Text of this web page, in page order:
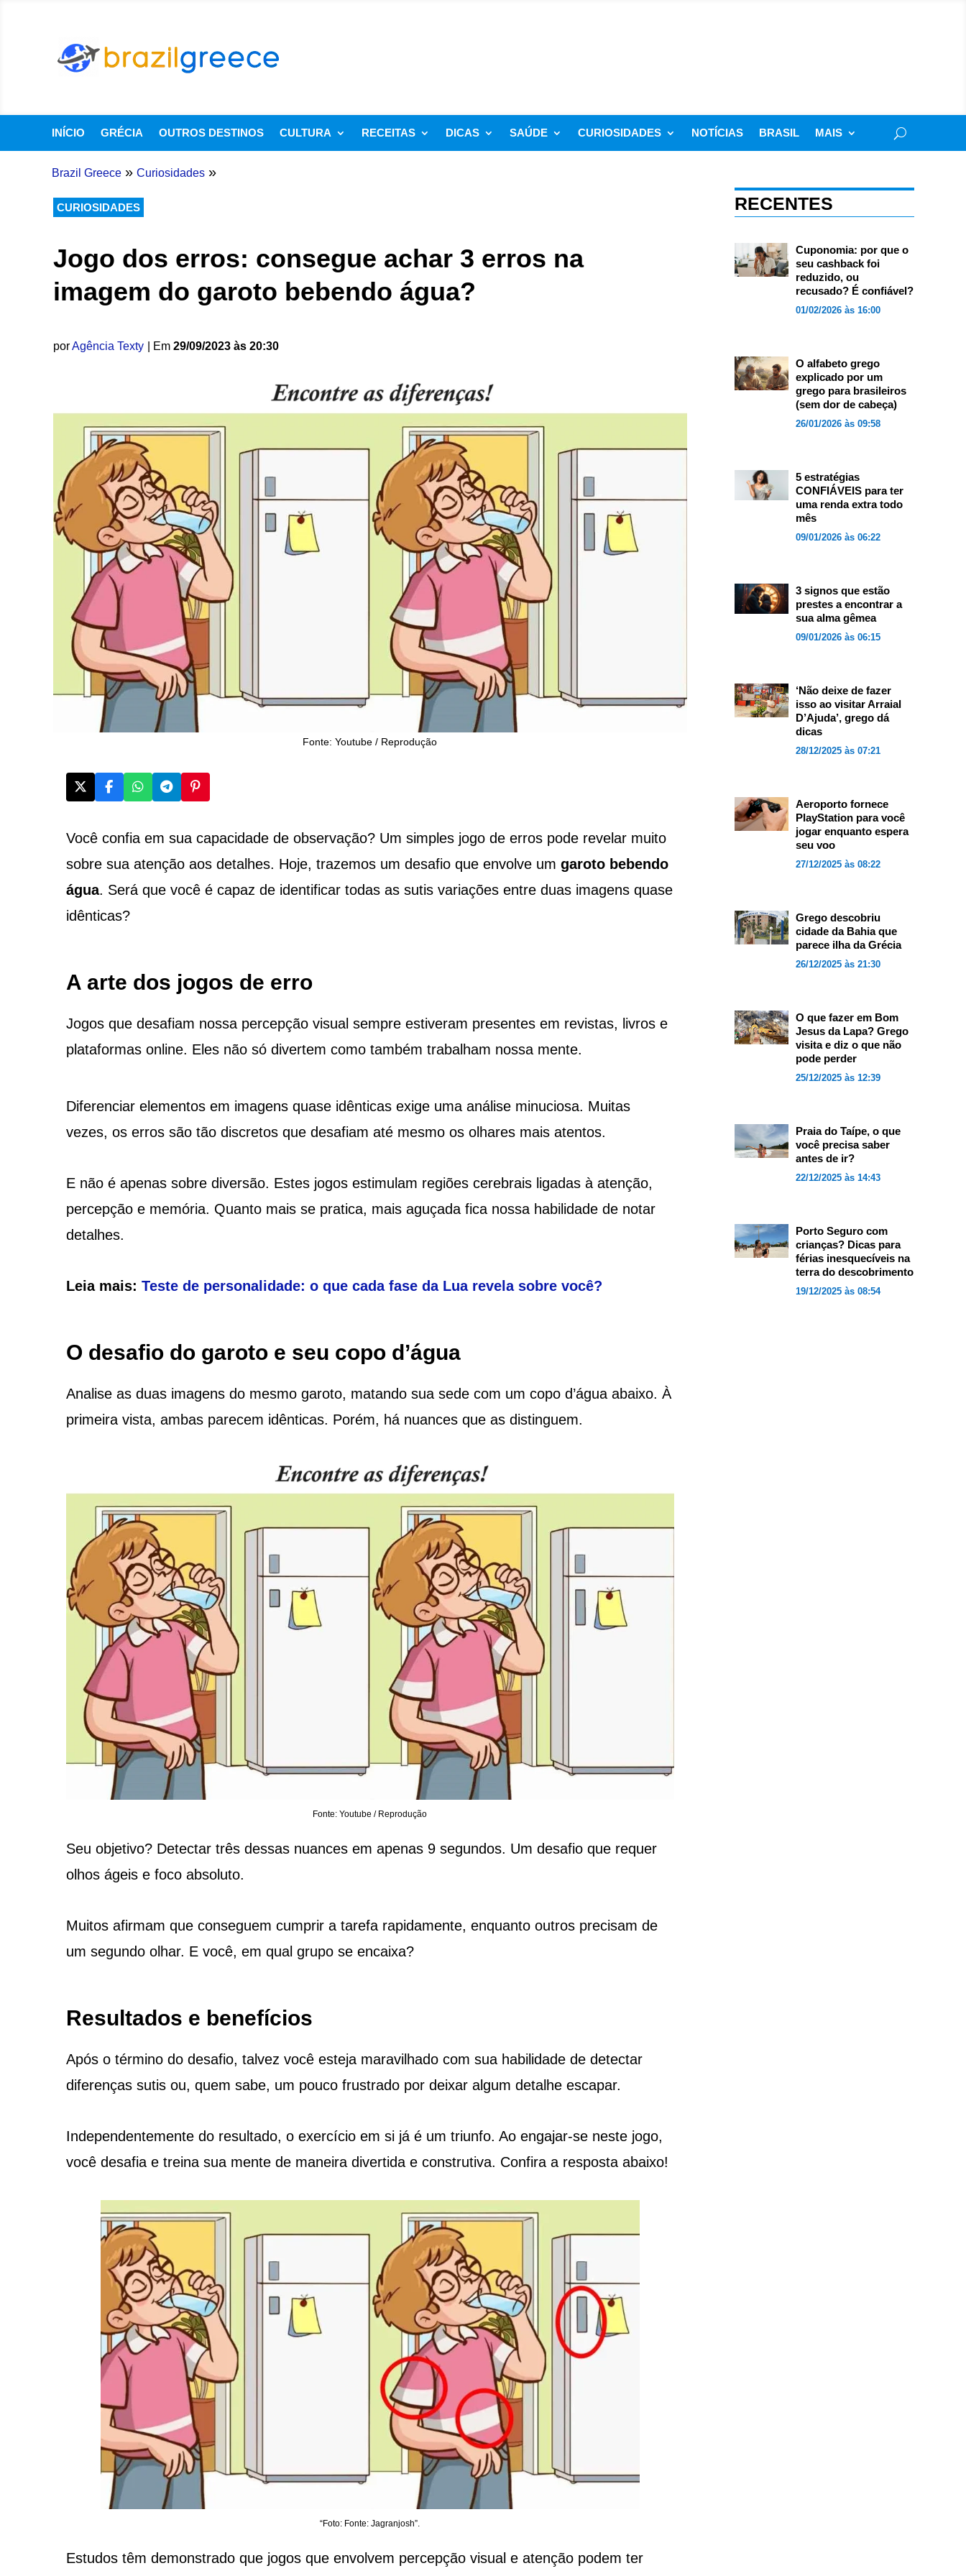
INÍCIO GRÉCIA OUTROS DESTINOS CULTURA RECEITAS DICAS SAÚDE CURIOSIDADES NOTÍCIAS BRASIL MAIS
Brazil Greece » Curiosidades »
CURIOSIDADES
Jogo dos erros: consegue achar 3 erros na
imagem do garoto bebendo água?
porAgência Texty | Em 29/09/2023 às 20:30
Fonte: Youtube / Reprodução
Você confia em sua capacidade de observação? Um simples jogo de erros pode revelar muito
sobre sua atenção aos detalhes. Hoje, trazemos um desafio que envolve um garoto bebendo
água. Será que você é capaz de identificar todas as sutis variações entre duas imagens quase
idênticas?
A arte dos jogos de erro
Jogos que desafiam nossa percepção visual sempre estiveram presentes em revistas, livros e
plataformas online. Eles não só divertem como também trabalham nossa mente.
Diferenciar elementos em imagens quase idênticas exige uma análise minuciosa. Muitas
vezes, os erros são tão discretos que desafiam até mesmo os olhares mais atentos.
E não é apenas sobre diversão. Estes jogos estimulam regiões cerebrais ligadas à atenção,
percepção e memória. Quanto mais se pratica, mais aguçada fica nossa habilidade de notar
detalhes.
Leia mais: Teste de personalidade: o que cada fase da Lua revela sobre você?
O desafio do garoto e seu copo d’água
Analise as duas imagens do mesmo garoto, matando sua sede com um copo d’água abaixo. À
primeira vista, ambas parecem idênticas. Porém, há nuances que as distinguem.
Fonte: Youtube / Reprodução
Seu objetivo? Detectar três dessas nuances em apenas 9 segundos. Um desafio que requer
olhos ágeis e foco absoluto.
Muitos afirmam que conseguem cumprir a tarefa rapidamente, enquanto outros precisam de
um segundo olhar. E você, em qual grupo se encaixa?
Resultados e benefícios
Após o término do desafio, talvez você esteja maravilhado com sua habilidade de detectar
diferenças sutis ou, quem sabe, um pouco frustrado por deixar algum detalhe escapar.
Independentemente do resultado, o exercício em si já é um triunfo. Ao engajar-se neste jogo,
você desafia e treina sua mente de maneira divertida e construtiva. Confira a resposta abaixo!
“Foto: Fonte: Jagranjosh”.
Estudos têm demonstrado que jogos que envolvem percepção visual e atenção podem ter
RECENTES
Cuponomia: por que o
seu cashback foi
reduzido, ou
recusado? É confiável?
01/02/2026 às 16:00
O alfabeto grego
explicado por um
grego para brasileiros
(sem dor de cabeça)
26/01/2026 às 09:58
5 estratégias
CONFIÁVEIS para ter
uma renda extra todo
mês
09/01/2026 às 06:22
3 signos que estão
prestes a encontrar a
sua alma gêmea
09/01/2026 às 06:15
‘Não deixe de fazer
isso ao visitar Arraial
D’Ajuda’, grego dá
dicas
28/12/2025 às 07:21
Aeroporto fornece
PlayStation para você
jogar enquanto espera
seu voo
27/12/2025 às 08:22
Grego descobriu
cidade da Bahia que
parece ilha da Grécia
26/12/2025 às 21:30
O que fazer em Bom
Jesus da Lapa? Grego
visita e diz o que não
pode perder
25/12/2025 às 12:39
Praia do Taípe, o que
você precisa saber
antes de ir?
22/12/2025 às 14:43
Porto Seguro com
crianças? Dicas para
férias inesquecíveis na
terra do descobrimento
19/12/2025 às 08:54